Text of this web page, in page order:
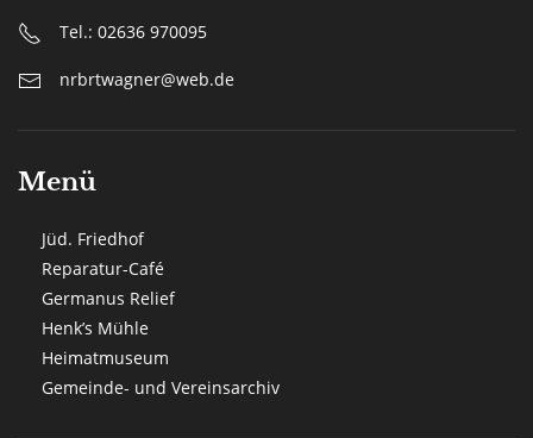
Tel.: 02636 970095
nrbrtwagner@web.de
Menü
Jüd. Friedhof
Reparatur-Café
Germanus Relief
Henk’s Mühle
Heimatmuseum
Gemeinde- und Vereinsarchiv